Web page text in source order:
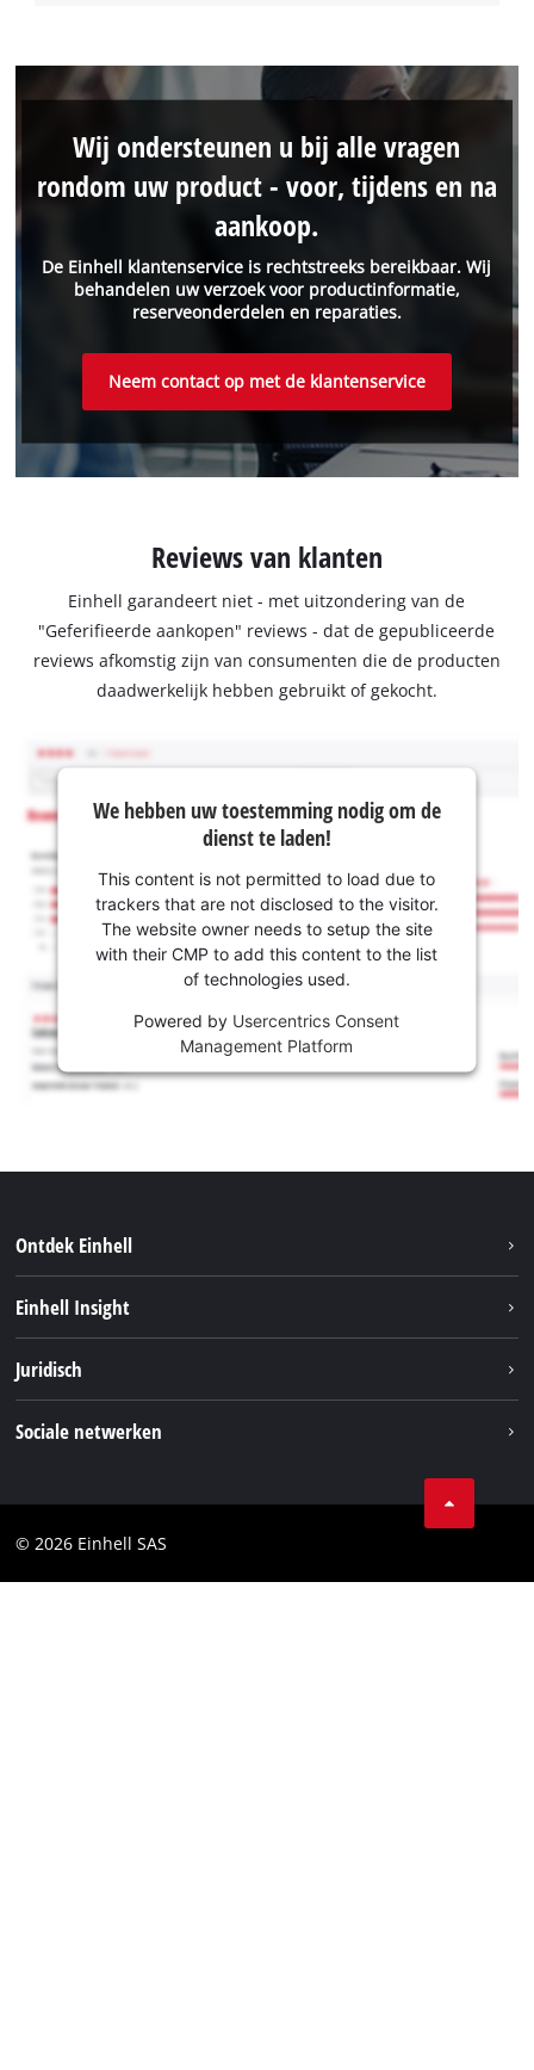
De Einhell klantenservice is rechtstreeks bereikbaar. Wij
behandelen uw verzoek voor productinformatie,
reserveonderdelen en reparaties.
Wij ondersteunen u bij alle vragen
rondom uw product - voor, tijdens en na
aankoop.
Neem contact op met de klantenservice
Reviews van klanten
Einhell garandeert niet - met uitzondering van de
"Geferifieerde aankopen" reviews - dat de gepubliceerde
reviews afkomstig zijn van consumenten die de producten
daadwerkelijk hebben gebruikt of gekocht.
We hebben uw toestemming nodig om de
dienst te laden!
This content is not permitted to load due to
trackers that are not disclosed to the visitor.
The website owner needs to setup the site
with their CMP to add this content to the list
of technologies used.
Powered by Usercentrics Consent
Management Platform
Ontdek Einhell
Service
Accusysteem
Einhell Insight
Carrière
Juridisch
Compliance
Sociale netwerken
Youtube
© 2026 Einhell SAS